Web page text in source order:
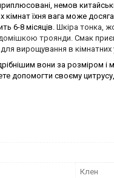
немов
їхня вага може
6-8 місяців. Шкіра тонка,
троянди.Смак
вирощування в
вони за розміром і
допомогти своєму
Клен